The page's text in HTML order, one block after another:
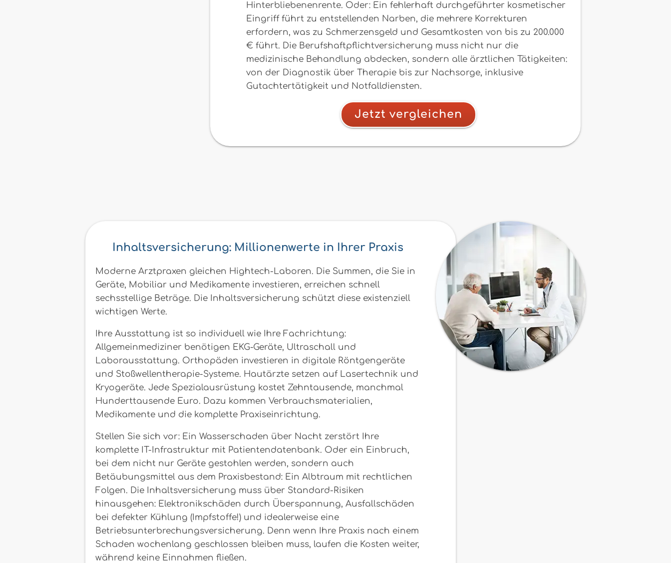
Hinterbliebenenrente. Oder: Ein fehlerhaft durchgeführter kosmetischer
Eingriff führt zu entstellenden Narben, die mehrere Korrekturen
erfordern, was zu Schmerzensgeld und Gesamtkosten von bis zu 200.000
€ führt. Die Berufshaftpflichtversicherung muss nicht nur die
medizinische Behandlung abdecken, sondern alle ärztlichen Tätigkeiten:
von der Diagnostik über Therapie bis zur Nachsorge, inklusive
Gutachtertätigkeit und Notfalldiensten.
Jetzt vergleichen
Inhaltsversicherung: Millionenwerte in Ihrer Praxis
Moderne Arztpraxen gleichen Hightech-Laboren. Die Summen, die Sie in
Geräte, Mobiliar und Medikamente investieren, erreichen schnell
sechsstellige Beträge. Die Inhaltsversicherung schützt diese existenziell
wichtigen Werte.
Ihre Ausstattung ist so individuell wie Ihre Fachrichtung:
Allgemeinmediziner benötigen EKG-Geräte, Ultraschall und
Laborausstattung. Orthopäden investieren in digitale Röntgengeräte
und Stoßwellentherapie-Systeme. Hautärzte setzen auf Lasertechnik und
Kryogeräte. Jede Spezialausrüstung kostet Zehntausende, manchmal
Hunderttausende Euro. Dazu kommen Verbrauchsmaterialien,
Medikamente und die komplette Praxiseinrichtung.
Stellen Sie sich vor: Ein Wasserschaden über Nacht zerstört Ihre
komplette IT-Infrastruktur mit Patientendatenbank. Oder ein Einbruch,
bei dem nicht nur Geräte gestohlen werden, sondern auch
Betäubungsmittel aus dem Praxisbestand: Ein Albtraum mit rechtlichen
Folgen. Die Inhaltsversicherung muss über Standard-Risiken
hinausgehen: Elektronikschäden durch Überspannung, Ausfallschäden
bei defekter Kühlung (Impfstoffe!) und idealerweise eine
Betriebsunterbrechungsversicherung. Denn wenn Ihre Praxis nach einem
Schaden wochenlang geschlossen bleiben muss, laufen die Kosten weiter,
während keine Einnahmen fließen.